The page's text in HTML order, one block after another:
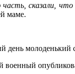
сказали,
маме.
день